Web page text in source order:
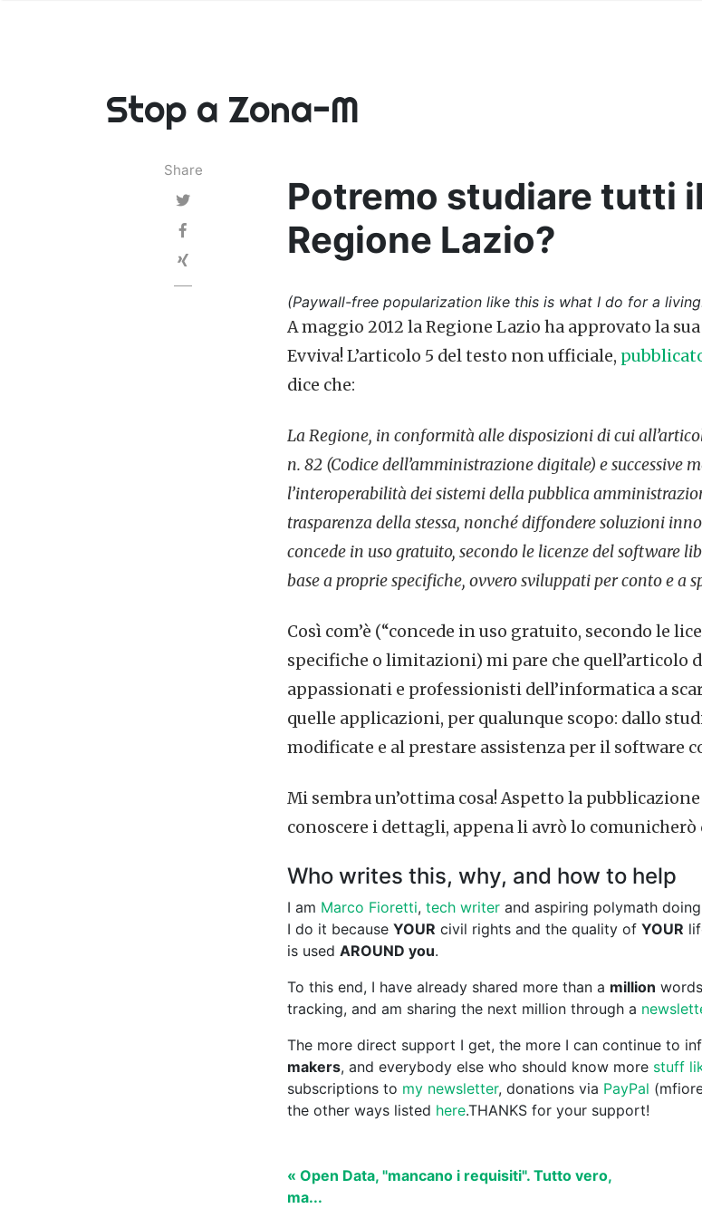
Stop a Zona-M
Share
Potremo studiare tutti
Regione Lazio?
(Paywall-free popularization like this is what I do for a
A maggio 2012 la Regione Lazio ha approvato la
Evviva! L’articolo 5 del testo non ufficiale,
dice che:
La Regione, in conformità alle disposizioni di cui
n. 82 (Codice dell’amministrazione digitale) e successive
l’interoperabilità dei sistemi della pubblica
trasparenza della stessa, nonché diffondere soluzioni
concede in uso gratuito, secondo le licenze del software
base a proprie specifiche, ovvero sviluppati per conto e a
Così com’è (“concede in uso gratuito, secondo le
specifiche o limitazioni) mi pare che quell’articolo
appassionati e professionisti dell’informatica a
quelle applicazioni, per qualunque scopo: dallo
modificate e al prestare assistenza per il software
Mi sembra un’ottima cosa! Aspetto la
conoscere i dettagli, appena li avrò lo comunicherò
Who writes this, why, and how to help
I am Marco Fioretti, tech writer and aspiring polymath doing
I do it because YOUR civil rights and the quality of YOUR
is used AROUND you.
To this end, I have already shared more than a million
tracking, and am sharing the next million through a
The more direct support I get, the more I can continue to
makers, and everybody else who should know more stuff
subscriptions to my newsletter, donations via PayPal
the other ways listed here.THANKS for your support!
« Open Data, "mancano i requisiti". Tutto vero,
ma...